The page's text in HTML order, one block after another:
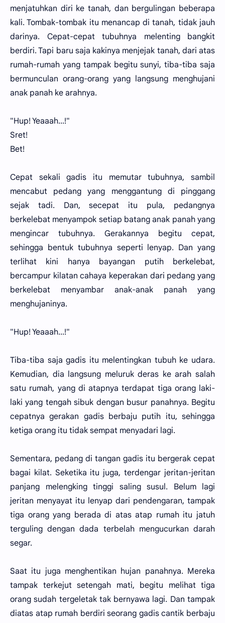
menjatuhkan diri ke tanah, dan bergulingan beberapa
kali. Tombak-tombak itu menancap di tanah, tidak jauh
darinya. Cepat-cepat tubuhnya melenting bangkit
berdiri. Tapi baru saja kakinya menjejak tanah, dari atas
rumah-rumah yang tampak begitu sunyi, tiba-tiba saja
bermunculan orang-orang yang langsung menghujani
anak panah ke arahnya.
"Hup! Yeaaah...!"
Sret!
Bet!
Cepat sekali gadis itu memutar tubuhnya, sambil
mencabut pedang yang menggantung di pinggang
sejak tadi. Dan, secepat itu pula, pedangnya
berkelebat menyampok setiap batang anak panah yang
mengincar tubuhnya. Gerakannya begitu cepat,
sehingga bentuk tubuhnya seperti lenyap. Dan yang
terlihat kini hanya bayangan putih berkelebat,
bercampur kilatan cahaya keperakan dari pedang yang
berkelebat menyambar anak-anak panah yang
menghujaninya.
"Hup! Yeaaah...!"
Tiba-tiba saja gadis itu melentingkan tubuh ke udara.
Kemudian, dia langsung meluruk deras ke arah salah
satu rumah, yang di atapnya terdapat tiga orang laki-
laki yang tengah sibuk dengan busur panahnya. Begitu
cepatnya gerakan gadis berbaju putih itu, sehingga
ketiga orang itu tidak sempat menyadari lagi.
Sementara, pedang di tangan gadis itu bergerak cepat
bagai kilat. Seketika itu juga, terdengar jeritan-jeritan
panjang melengking tinggi saling susul. Belum lagi
jeritan menyayat itu lenyap dari pendengaran, tampak
tiga orang yang berada di atas atap rumah itu jatuh
terguling dengan dada terbelah mengucurkan darah
segar.
Saat itu juga menghentikan hujan panahnya. Mereka
tampak terkejut setengah mati, begitu melihat tiga
orang sudah tergeletak tak bernyawa lagi. Dan tampak
diatas atap rumah berdiri seorang gadis cantik berbaju